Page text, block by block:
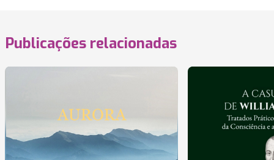
Publicações relacionadas